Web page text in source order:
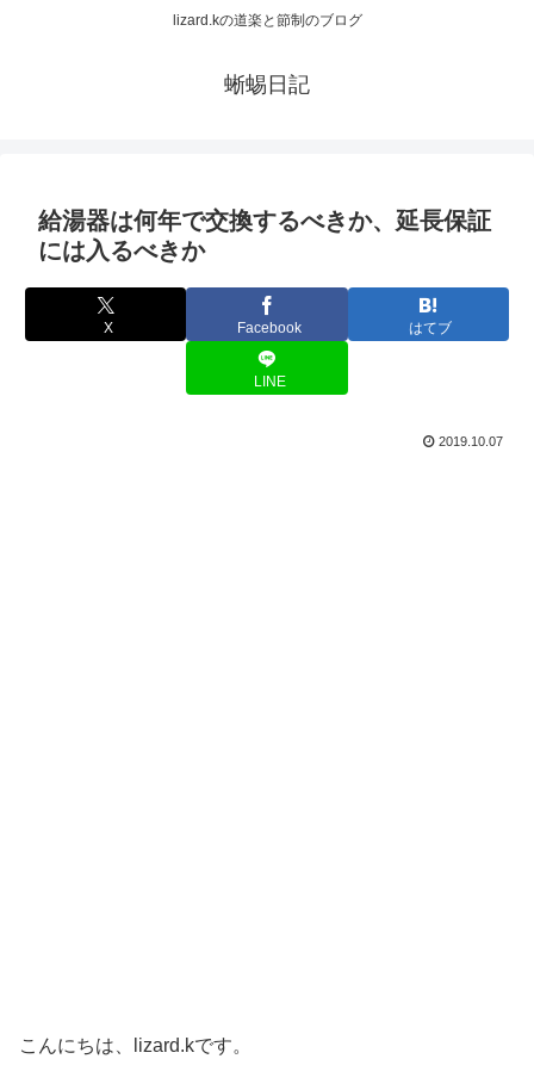
lizard.kの道楽と節制のブログ
蜥蜴日記
給湯器は何年で交換するべきか、延長保証
には入るべきか
X Facebook はてブ
LINE
2019.10.07
こんにちは、lizard.kです。